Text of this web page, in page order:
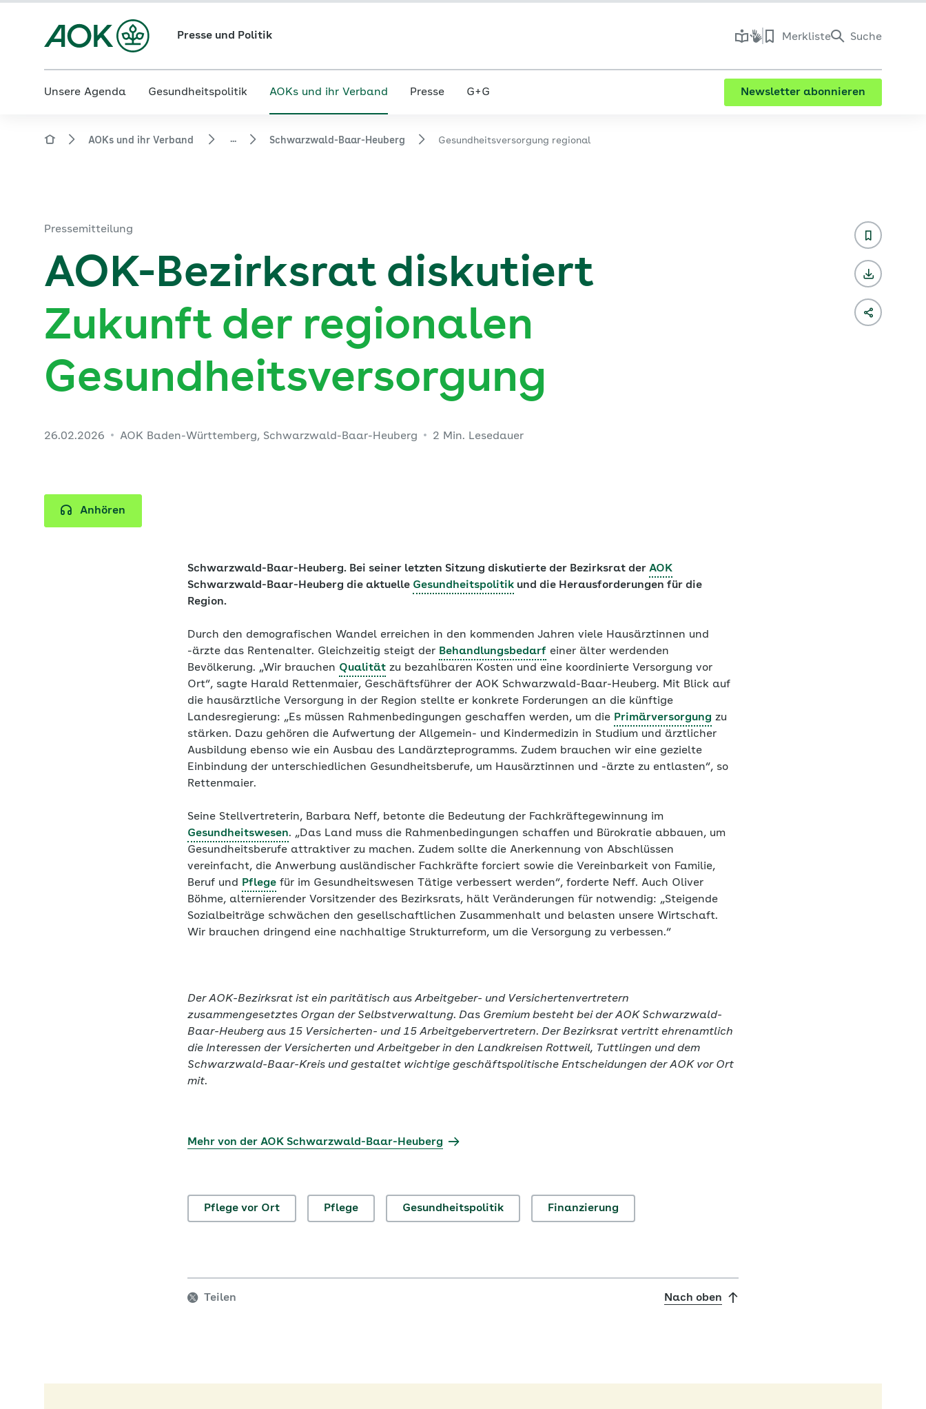
Presse und Politik Merkliste Suche
Unsere Agenda Gesundheitspolitik AOKs und ihr Verband Presse G+G Newsletter abonnieren
AOKs und ihr Verband ... Schwarzwald-Baar-Heuberg Gesundheitsversorgung regional
Pressemitteilung
AOK-Bezirksrat diskutiert
Zukunft der regionalen
Gesundheitsversorgung
26.02.2026 AOK Baden-Württemberg, Schwarzwald-Baar-Heuberg 2 Min. Lesedauer
Anhören
Schwarzwald-Baar-Heuberg. Bei seiner letzten Sitzung diskutierte der Bezirksrat der AOK
Schwarzwald-Baar-Heuberg die aktuelle Gesundheitspolitik und die Herausforderungen für die
Region.
Durch den demografischen Wandel erreichen in den kommenden Jahren viele Hausärztinnen und
-ärzte das Rentenalter. Gleichzeitig steigt der Behandlungsbedarf einer älter werdenden
Bevölkerung. „Wir brauchen Qualität zu bezahlbaren Kosten und eine koordinierte Versorgung vor
Ort“, sagte Harald Rettenmaier, Geschäftsführer der AOK Schwarzwald-Baar-Heuberg. Mit Blick auf
die hausärztliche Versorgung in der Region stellte er konkrete Forderungen an die künftige
Landesregierung: „Es müssen Rahmenbedingungen geschaffen werden, um die Primärversorgung zu
stärken. Dazu gehören die Aufwertung der Allgemein- und Kindermedizin in Studium und ärztlicher
Ausbildung ebenso wie ein Ausbau des Landärzteprogramms. Zudem brauchen wir eine gezielte
Einbindung der unterschiedlichen Gesundheitsberufe, um Hausärztinnen und -ärzte zu entlasten“, so
Rettenmaier.
Seine Stellvertreterin, Barbara Neff, betonte die Bedeutung der Fachkräftegewinnung im
Gesundheitswesen. „Das Land muss die Rahmenbedingungen schaffen und Bürokratie abbauen, um
Gesundheitsberufe attraktiver zu machen. Zudem sollte die Anerkennung von Abschlüssen
vereinfacht, die Anwerbung ausländischer Fachkräfte forciert sowie die Vereinbarkeit von Familie,
Beruf und
Pflege für im Gesundheitswesen Tätige verbessert werden“, forderte Neff. Auch Oliver
Böhme, alternierender Vorsitzender des Bezirksrats, hält Veränderungen für notwendig: „Steigende
Sozialbeiträge schwächen den gesellschaftlichen Zusammenhalt und belasten unsere Wirtschaft.
Wir brauchen dringend eine nachhaltige Strukturreform, um die Versorgung zu verbessen.“
Der AOK-Bezirksrat ist ein paritätisch aus Arbeitgeber- und Versichertenvertretern
zusammengesetztes Organ der Selbstverwaltung. Das Gremium besteht bei der AOK Schwarzwald-
Baar-Heuberg aus 15 Versicherten- und 15 Arbeitgebervertretern. Der Bezirksrat vertritt ehrenamtlich
die Interessen der Versicherten und Arbeitgeber in den Landkreisen Rottweil, Tuttlingen und dem
Schwarzwald-Baar-Kreis und gestaltet wichtige geschäftspolitische Entscheidungen der AOK vor Ort
mit.
Mehr von der AOK Schwarzwald-Baar-Heuberg
Pflege vor Ort Pflege Gesundheitspolitik Finanzierung
Teilen Nach oben